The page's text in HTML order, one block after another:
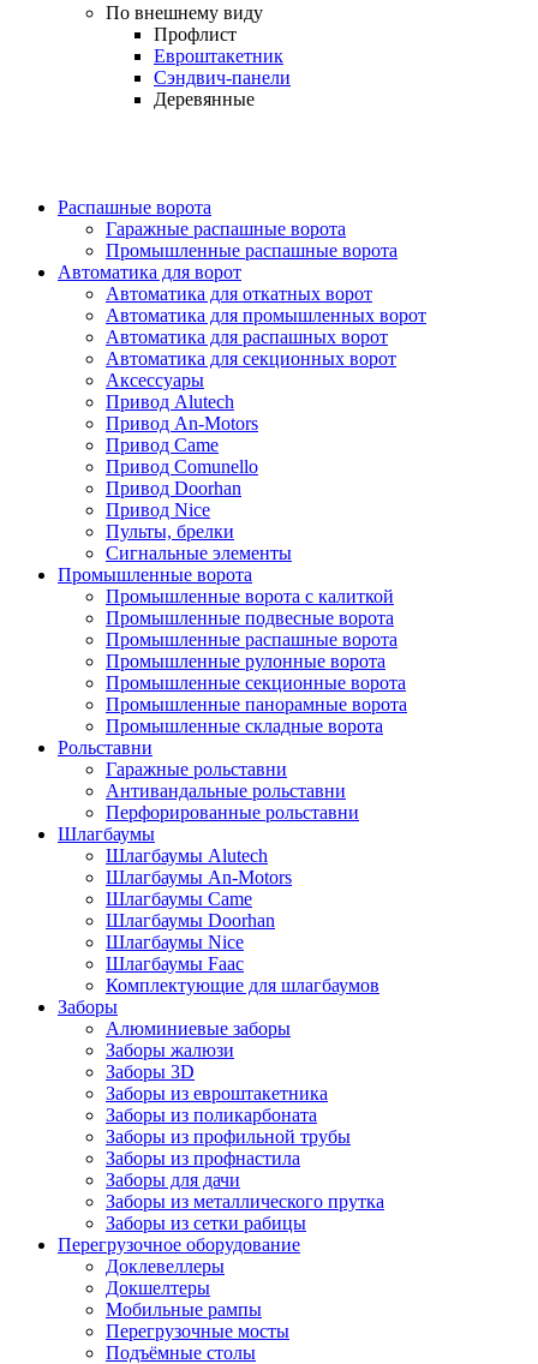
По внешнему виду
Профлист
Евроштакетник
Сэндвич-панели
Деревянные
Распашные ворота
Гаражные распашные ворота
Промышленные распашные ворота
Автоматика для ворот
Автоматика для откатных ворот
Автоматика для промышленных ворот
Автоматика для распашных ворот
Автоматика для секционных ворот
Аксессуары
Привод Alutech
Привод An-Motors
Привод Came
Привод Comunello
Привод Doorhan
Привод Nice
Пульты, брелки
Сигнальные элементы
Промышленные ворота
Промышленные ворота с калиткой
Промышленные подвесные ворота
Промышленные распашные ворота
Промышленные рулонные ворота
Промышленные секционные ворота
Промышленные панорамные ворота
Промышленные складные ворота
Рольставни
Гаражные рольставни
Антивандальные рольставни
Перфорированные рольставни
Шлагбаумы
Шлагбаумы Alutech
Шлагбаумы An-Motors
Шлагбаумы Came
Шлагбаумы Doorhan
Шлагбаумы Nice
Шлагбаумы Faac
Комплектующие для шлагбаумов
Заборы
Алюминиевые заборы
Заборы жалюзи
Заборы 3D
Заборы из евроштакетника
Заборы из поликарбоната
Заборы из профильной трубы
Заборы из профнастила
Заборы для дачи
Заборы из металлического прутка
Заборы из сетки рабицы
Перегрузочное оборудование
Доклевеллеры
Докшелтеры
Мобильные рампы
Перегрузочные мосты
Подъёмные столы